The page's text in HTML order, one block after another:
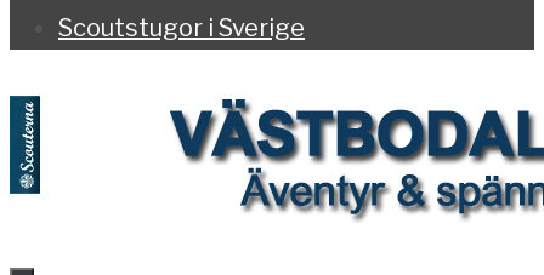
Scoutstugor i Sverige